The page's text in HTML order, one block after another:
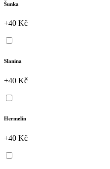
Šunka
+40 Kč
Slanina
+40 Kč
Hermelín
+40 Kč